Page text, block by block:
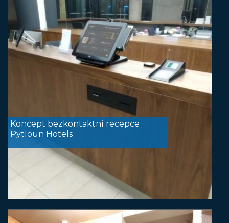
Koncept bezkontaktní recepce
Pytloun Hotels